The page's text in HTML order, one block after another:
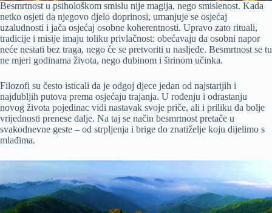
Besmrtnost u psihološkom smislu nije magija, nego smislenost. Kada
netko osjeti da njegovo djelo doprinosi, umanjuje se osjećaj
uzaludnosti i jača osjećaj osobne koherentnosti. Upravo zato rituali,
tradicije i misije imaju toliku privlačnost: obećavaju da osobni napor
neće nestati bez traga, nego će se pretvoriti u nasljeđe. Besmrtnost se tu
ne mjeri godinama života, nego dubinom i širinom učinka.
Filozofi su često isticali da je odgoj djece jedan od najstarijih i
najdubljih putova prema osjećaju trajanja. U rođenju i odrastanju
novog života pojedinac vidi nastavak svoje priče, ali i priliku da bolje
vrijednosti prenese dalje. Na taj se način besmrtnost pretače u
svakodnevne geste – od strpljenja i brige do znatiželje koju dijelimo s
mlađima.